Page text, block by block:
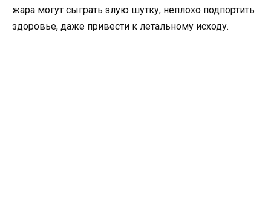
жара могут сыграть злую шутку, неплохо подпортить
здоровье, даже привести к летальному исходу.